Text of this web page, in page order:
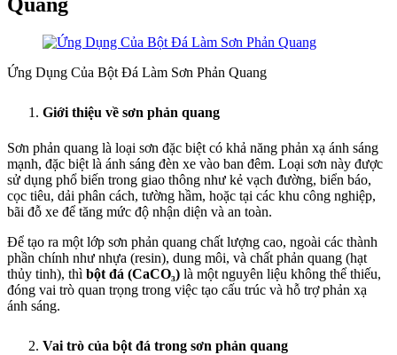
Ứng Dụng Của Bột Đá Làm Sơn Phản Quang
Giới thiệu về sơn phản quang
Sơn phản quang là loại sơn đặc biệt có khả năng phản xạ ánh sáng
mạnh, đặc biệt là ánh sáng đèn xe vào ban đêm. Loại sơn này được
sử dụng phổ biến trong giao thông như kẻ vạch đường, biển báo,
cọc tiêu, dải phân cách, tường hầm, hoặc tại các khu công nghiệp,
bãi đỗ xe để tăng mức độ nhận diện và an toàn.
Để tạo ra một lớp sơn phản quang chất lượng cao, ngoài các thành
phần chính như nhựa (resin), dung môi, và chất phản quang (hạt
thủy tinh), thì bột đá (CaCO₃) là một nguyên liệu không thể thiếu,
đóng vai trò quan trọng trong việc tạo cấu trúc và hỗ trợ phản xạ
ánh sáng.
Vai trò của bột đá trong sơn phản quang